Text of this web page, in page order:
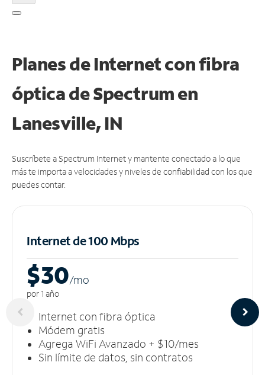
Planes de Internet con fibra
óptica de Spectrum en
Lanesville, IN
Suscríbete a Spectrum Internet y mantente conectado a lo que
más te importa a velocidades y niveles de confiabilidad con los que
puedes contar.
Internet de 100 Mbps
$30/mo
por 1 año
Internet con fibra óptica
Módem gratis
Agrega WiFi Avanzado + $10/mes
Sin límite de datos, sin contratos